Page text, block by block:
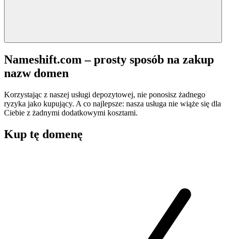
Nameshift.com – prosty sposób na zakup
nazw domen
Korzystając z naszej usługi depozytowej, nie ponosisz żadnego
ryzyka jako kupujący. A co najlepsze: nasza usługa nie wiąże się dla
Ciebie z żadnymi dodatkowymi kosztami.
Kup tę domenę